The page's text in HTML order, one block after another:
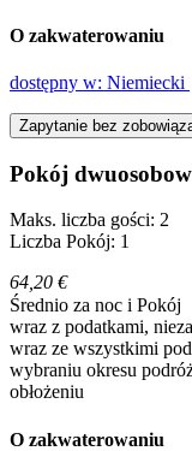
O zakwaterowaniu
dostępny w: Niemiecki
Zapytanie bez
Pokój
Maks. liczba gości: 2
Liczba Pokój: 1
64,20 €
Średnio za noc i Pokój
wraz z podatkami,
wraz ze wszystkimi
wybraniu okresu
obłożeniu
O zakwaterowaniu